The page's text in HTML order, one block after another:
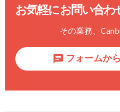
お気軽にお問い合わ
その業務、
フォームか